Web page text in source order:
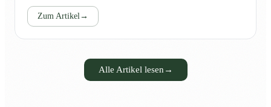
Zum Artikel →
Alle Artikel lesen →